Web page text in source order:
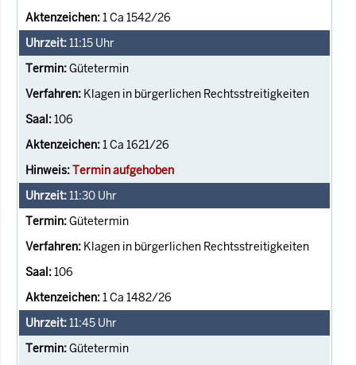
1 Ca 1542/26
11:15 Uhr
Gütetermin
Klagen in bürgerlichen Rechtsstreitigkeiten
106
1 Ca 1621/26
Termin aufgehoben
11:30 Uhr
Gütetermin
Klagen in bürgerlichen Rechtsstreitigkeiten
106
1 Ca 1482/26
11:45 Uhr
Gütetermin